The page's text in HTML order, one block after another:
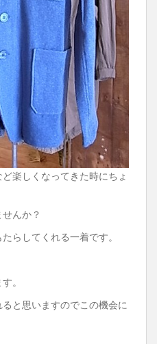
楽しくなってきた時にちょ
んか？
らしてくれる一着です。
。
と思いますのでこの機会に